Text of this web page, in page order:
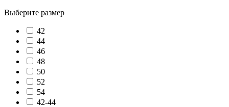
Выберите размер
42
44
46
48
50
52
54
42-44